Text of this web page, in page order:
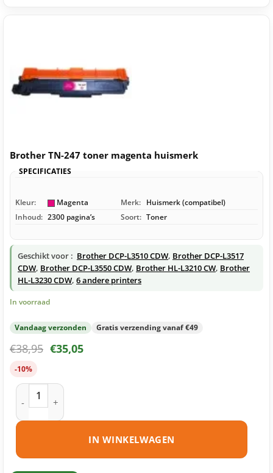
Brother TN-247 toner magenta huismerk
SPECIFICATIES
Kleur: Magenta Merk: Huismerk (compatibel)
Inhoud: 2300 pagina’s Soort: Toner
Geschikt voor : Brother DCP-L3510 CDW, Brother DCP-L3517
CDW, Brother DCP-L3550 CDW, Brother HL-L3210 CW, Brother
HL-L3230 CDW, 6 andere printers
In voorraad
Vandaag verzonden Gratis verzending vanaf €49
€38,95 €35,05
-10%
Brother TN-247 toner magenta huismerk aantal
IN WINKELWAGEN